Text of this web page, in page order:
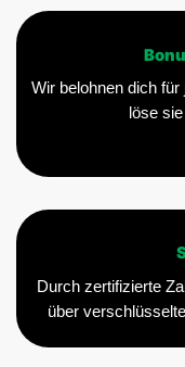
Wir belohnen dich
löse
Durch zertifizierte
über